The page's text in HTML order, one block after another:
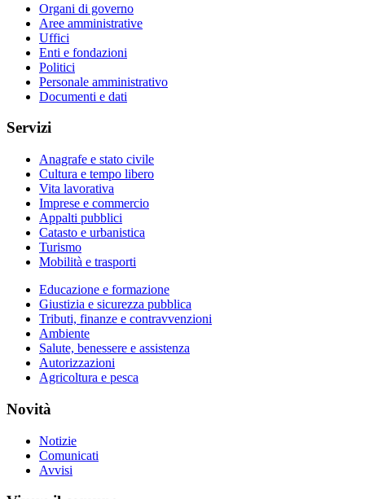
Organi di governo
Aree amministrative
Uffici
Enti e fondazioni
Politici
Personale amministrativo
Documenti e dati
Servizi
Anagrafe e stato civile
Cultura e tempo libero
Vita lavorativa
Imprese e commercio
Appalti pubblici
Catasto e urbanistica
Turismo
Mobilità e trasporti
Educazione e formazione
Giustizia e sicurezza pubblica
Tributi, finanze e contravvenzioni
Ambiente
Salute, benessere e assistenza
Autorizzazioni
Agricoltura e pesca
Novità
Notizie
Comunicati
Avvisi